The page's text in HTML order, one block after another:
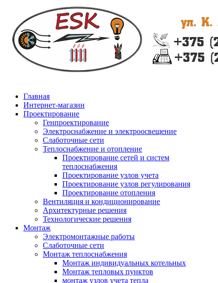
Главная
Интернет-магазин
Проектирование
Генпроектирование
Электроснабжение и электроосвещение
Слаботочные сети
Теплоснабжение и отопление
Проектирование сетей и систем
теплоснабжения
Проектирование узлов учета
Проектирование узлов регулирования
Проектирование отопления
Вентиляция и кондиционирование
Архитектурные решения
Технологические решения
Монтаж
Электромонтажные работы
Слаботочные сети
Монтаж теплоснабжения
Монтаж индивидуальных котельных
Монтаж тепловых пунктов
монтаж узлов учета тепла